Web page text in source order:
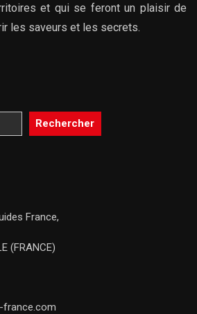
et qui se feront un plaisir de
les saveurs et les secrets.
Rechercher
France,
(FRANCE)
france.com